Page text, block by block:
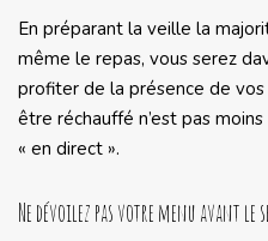
En préparant la veille la
même le repas, vous serez
profiter de la présence de vos
être réchauffé n’est pas
« en direct ».
Ne dévoilez pas votre menu avant le